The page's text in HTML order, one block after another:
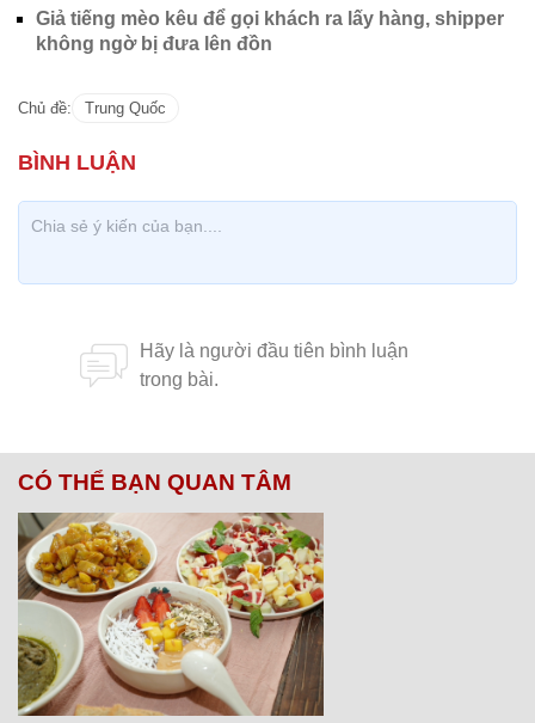
Giả tiếng mèo kêu để gọi khách ra lấy hàng, shipper
không ngờ bị đưa lên đồn
Chủ đề: Trung Quốc
CÓ THỂ BẠN QUAN TÂM